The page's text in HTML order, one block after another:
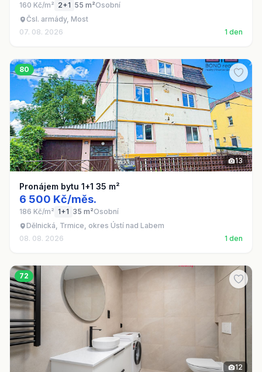
160 Kč/m² 2+1 55 m²Osobní
Čsl. armády, Most
07. 08. 2026
1 den
80
13
Pronájem bytu 1+1 35 m²
6 500 Kč/měs.
186 Kč/m² 1+1 35 m²Osobní
Dělnická, Trmice, okres Ústí nad Labem
08. 08. 2026
1 den
72
12